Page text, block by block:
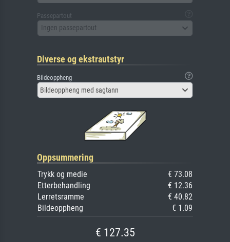
Passepartout
Ingen passepartout
Diverse og ekstrautstyr
Bildeoppheng
Bildeoppheng med sagtann
Oppsummering
Trykk og medie
€ 73.08
Etterbehandling
€ 12.36
Lerretsramme
€ 40.82
Bildeoppheng
€ 1.09
€ 127.35